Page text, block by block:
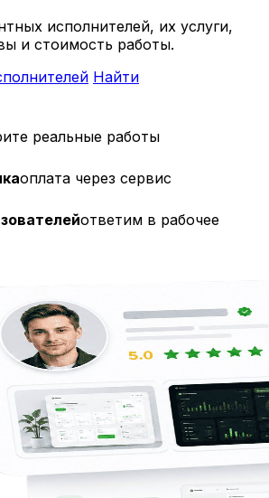
исполнителей, их услуги,
и стоимость работы.
Найти
реальные работы
оплата через сервис
ответим в рабочее